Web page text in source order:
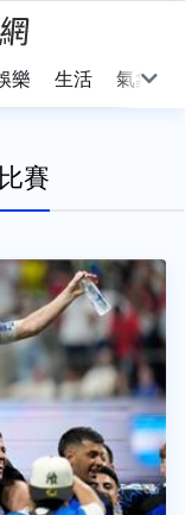
樂 生活 氣象
賽